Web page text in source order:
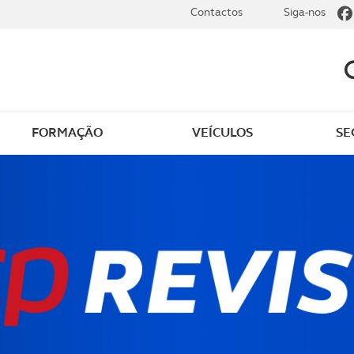
FORMAÇÃO VEÍCULOS
Contactos Siga-nos